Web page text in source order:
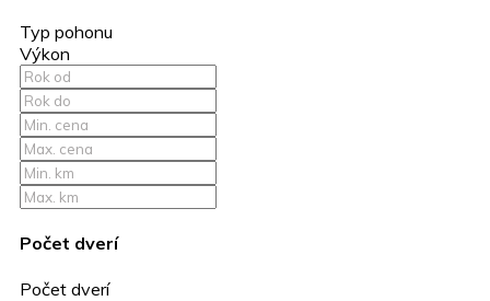
Typ pohonu
Výkon
Počet dverí
Počet dverí